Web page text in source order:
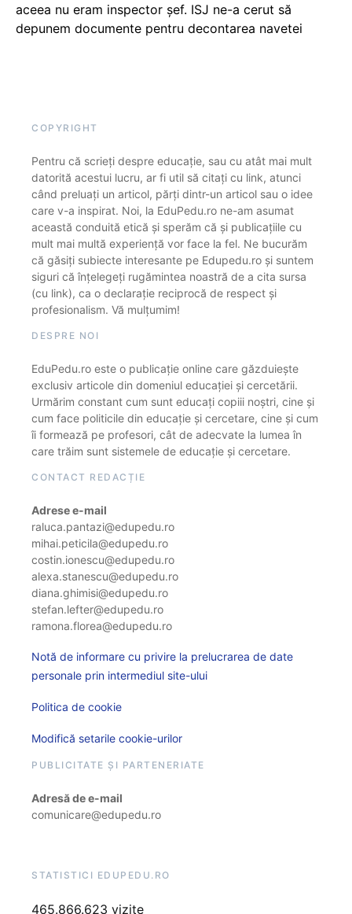
aceea nu eram inspector șef. ISJ ne-a cerut să
depunem documente pentru decontarea navetei
COPYRIGHT
Pentru că scrieți despre educație, sau cu atât mai mult
datorită acestui lucru, ar fi util să citați cu link, atunci
când preluați un articol, părți dintr-un articol sau o idee
care v-a inspirat. Noi, la EduPedu.ro ne-am asumat
această conduită etică și sperăm că și publicațiile cu
mult mai multă experiență vor face la fel. Ne bucurăm
că găsiți subiecte interesante pe Edupedu.ro și suntem
siguri că înțelegeți rugămintea noastră de a cita sursa
(cu link), ca o declarație reciprocă de respect și
profesionalism. Vă mulțumim!
DESPRE NOI
EduPedu.ro este o publicație online care găzduiește
exclusiv articole din domeniul educației și cercetării.
Urmărim constant cum sunt educați copiii noștri, cine și
cum face politicile din educație și cercetare, cine și cum
îi formează pe profesori, cât de adecvate la lumea în
care trăim sunt sistemele de educație și cercetare.
CONTACT REDACȚIE
Adrese e-mail
raluca.pantazi@edupedu.ro
mihai.peticila@edupedu.ro
costin.ionescu@edupedu.ro
alexa.stanescu@edupedu.ro
diana.ghimisi@edupedu.ro
stefan.lefter@edupedu.ro
ramona.florea@edupedu.ro
Notă de informare cu privire la prelucrarea de date
personale prin intermediul site-ului
Politica de cookie
Modifică setarile cookie-urilor
PUBLICITATE ȘI PARTENERIATE
Adresă de e-mail
comunicare@edupedu.ro
STATISTICI EDUPEDU.RO
465.866.623 vizite